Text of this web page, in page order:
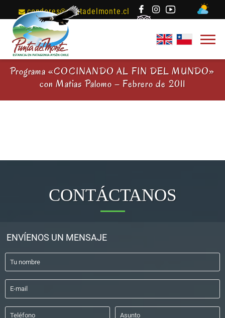
condores@puntadelmonte.cl
Programa «COCINANDO AL FIN DEL MUNDO»
con Matias Palomo – Febrero de 2011
CONTÁCTANOS
ENVÍENOS UN MENSAJE